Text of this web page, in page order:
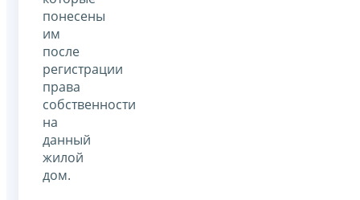
понесены
им
после
регистрации
права
собственности
на
данный
жилой
дом.